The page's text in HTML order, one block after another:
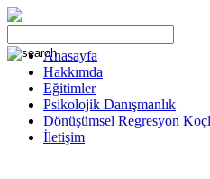
Anasayfa
Hakkımda
Eğitimler
Psikolojik Danışmanlık
Dönüşümsel Regresyon
İletişim